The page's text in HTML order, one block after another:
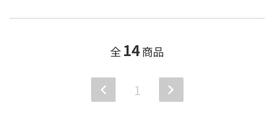
全14商品
1